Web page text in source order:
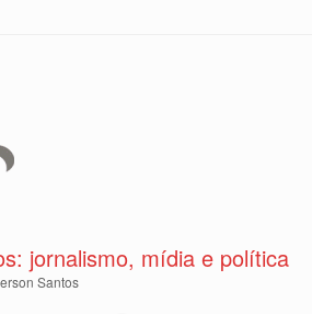
jornalismo, mídia e política
Santos